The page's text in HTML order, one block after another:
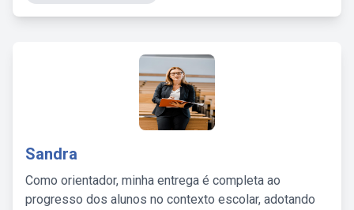
Sandra
Como orientador, minha entrega é completa ao
progresso dos alunos no contexto escolar, adotando